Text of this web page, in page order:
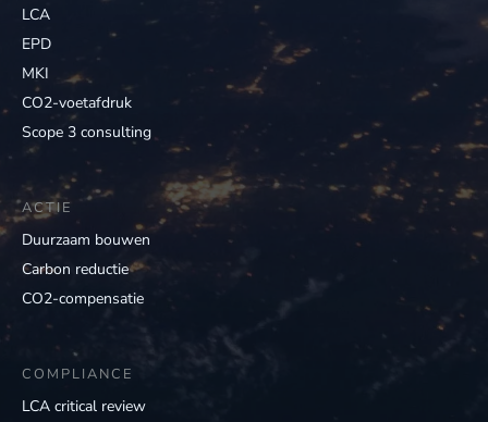
LCA
EPD
MKI
CO2-voetafdruk
Scope 3 consulting
ACTIE
Duurzaam bouwen
Carbon reductie
CO2-compensatie
COMPLIANCE
LCA critical review